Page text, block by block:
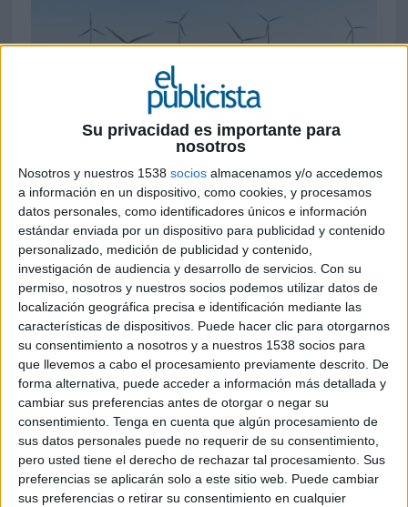
Su privacidad es importante para
nosotros
Nosotros y nuestros 1538 socios almacenamos y/o accedemos
a información en un dispositivo, como cookies, y procesamos
datos personales, como identificadores únicos e información
estándar enviada por un dispositivo para publicidad y contenido
personalizado, medición de publicidad y contenido,
investigación de audiencia y desarrollo de servicios. Con su
permiso, nosotros y nuestros socios podemos utilizar datos de
localización geográfica precisa e identificación mediante las
características de dispositivos. Puede hacer clic para otorgarnos
su consentimiento a nosotros y a nuestros 1538 socios para
que llevemos a cabo el procesamiento previamente descrito. De
forma alternativa, puede acceder a información más detallada y
cambiar sus preferencias antes de otorgar o negar su
consentimiento. Tenga en cuenta que algún procesamiento de
sus datos personales puede no requerir de su consentimiento,
pero usted tiene el derecho de rechazar tal procesamiento. Sus
preferencias se aplicarán solo a este sitio web. Puede cambiar
sus preferencias o retirar su consentimiento en cualquier
Se encargará de la gestión de la estrategia
de marketing online durante los próximos 3
años, en concreto el SEO -Search Engine
Optimization-, así como las campañas de
buscadores y social media
Iberdrola ha apostado por situarse a la
vanguardia en el uso de la tecnología aplicada al
marketing digital, con el apoyo de Making
Science con sus servicios de asesoría y gestión de
campañas con un equipo de diez profesionales.
Con herramientas como el data analytics,
Iberdrola va a poder escuchar y segmentar mejor
a los clientes, favoreciendo la interacción con sus
grupos de interés y la generación de comunidad.